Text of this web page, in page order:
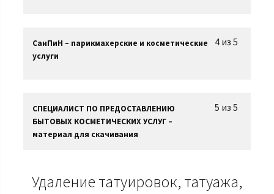
4 из 5
СанПиН – парикмахерские и косметические
услуги
5 из 5
СПЕЦИАЛИСТ ПО ПРЕДОСТАВЛЕНИЮ
БЫТОВЫХ КОСМЕТИЧЕСКИХ УСЛУГ –
материал для скачивания
Удаление татуировок, татуажа,